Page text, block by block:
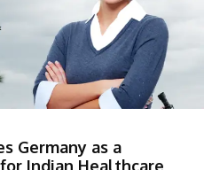
Germany as a
Indian Healthcare